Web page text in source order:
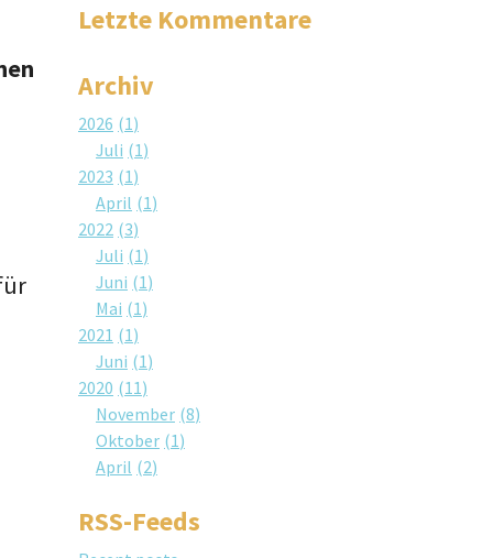
Letzte Kommentare
Archiv
2026 1
Juli 1
2023 1
April 1
2022 3
Juli 1
Juni 1
Mai 1
2021
1
Juni 1
2020 11
November 8
Oktober 1
April 2
RSS-Feeds